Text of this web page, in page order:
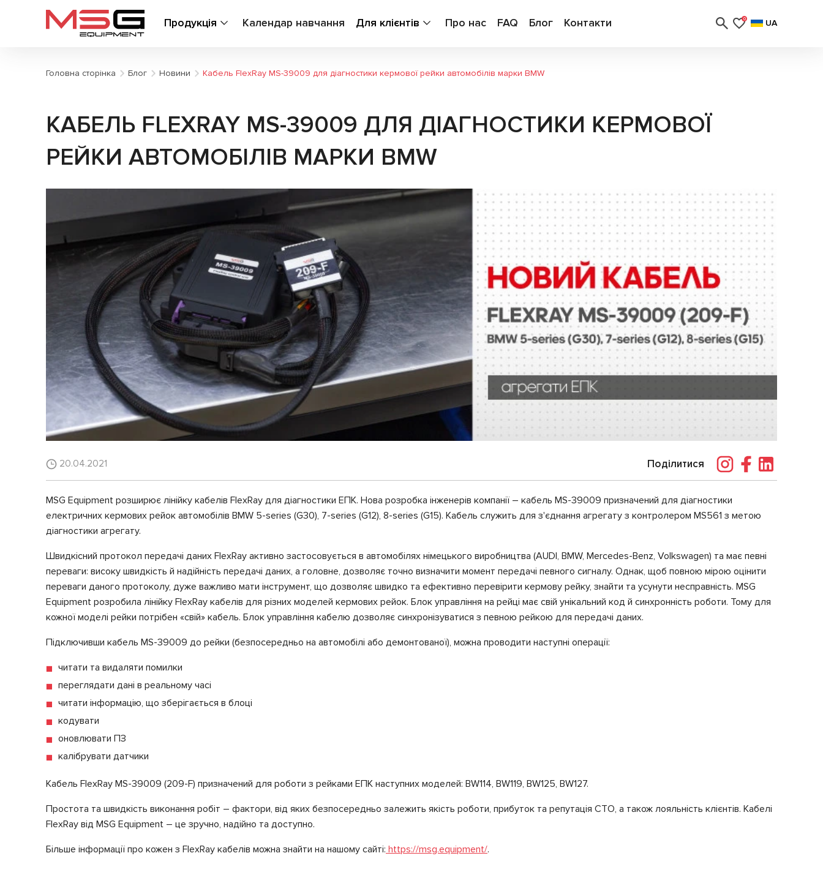
Продукція Календар навчання Для клієнтів Про нас FAQ Блог Контакти 0 UA
Головна сторінка Блог Новини Кабель FlexRay MS-39009 для діагностики кермової рейки автомобілів марки BMW
КАБЕЛЬ FLEXRAY MS-39009 ДЛЯ ДІАГНОСТИКИ КЕРМОВОЇ
РЕЙКИ АВТОМОБІЛІВ МАРКИ BMW
20.04.2021 Поділитися
MSG Equipment розширює лінійку кабелів FlexRay для діагностики ЕПК. Нова розробка інженерів компанії – кабель MS-39009 призначений для діагностики
електричних кермових рейок автомобілів BMW 5-series (G30), 7-series (G12), 8-series (G15). Кабель служить для з'єднання агрегату з контролером MS561 з метою
діагностики агрегату.
Швидкісний протокол передачі даних FlexRay активно застосовується в автомобілях німецького виробництва (AUDI, BMW, Mercedes-Benz, Volkswagen) та має певні
переваги: ​​високу швидкість й надійність передачі даних, а головне, дозволяє точно визначити момент передачі певного сигналу. Однак, щоб повною мірою оцінити
переваги даного протоколу, дуже важливо мати інструмент, що дозволяє швидко та ефективно перевірити кермову рейку, знайти та усунути несправність. MSG
Equipment розробила лінійку FlexRay кабелів для різних моделей кермових рейок. Блок управління на рейці має свій унікальний код й синхронність роботи. Тому для
кожної моделі рейки потрібен «свій» кабель. Блок управління кабелю дозволяє синхронізуватися з певною рейкою для передачі даних.
Підключивши кабель MS-39009 до рейки (безпосередньо на автомобілі або демонтованої), можна проводити наступні операції:
читати та видаляти помилки
переглядати дані в реальному часі
читати інформацію, що зберігається в блоці
кодувати
оновлювати ПЗ
калібрувати датчики
Кабель FlexRay MS-39009 (209-F) призначений для роботи з рейками ЕПК наступних моделей: BW114, BW119, BW125, BW127.
Простота та швидкість виконання робіт – фактори, від яких безпосередньо залежить якість роботи, прибуток та репутація СТО, а також лояльність клієнтів. Кабелі
FlexRay від MSG Equipment – це зручно, надійно та доступно.
Більше інформації про кожен з FlexRay кабелів можна знайти на нашому сайті: https://msg.equipment/.